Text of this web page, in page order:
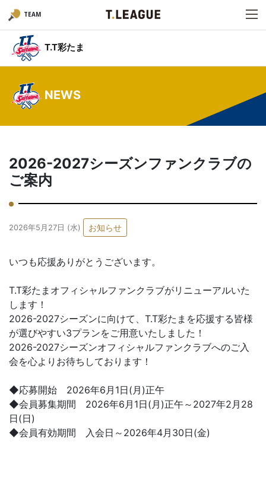
TEAM
T.T彩たま
NEWS
2026-2027シーズンファンクラブの
ご案内
2026年5月27日 (水) お知らせ
いつも応援ありがとうございます。
T.T彩たまオフィシャルファンクラブがリニューアルいた
します！
2026-2027シーズンに向けて、T.T彩たまを応援する皆様
が選びやすい3プランをご用意いたしました！
2026-2027シーズンオフィシャルファンクラブへのご入
会を心よりお待ちしております！
◆応募開始 2026年6月1日(月)正午
◆会員募集期間 2026年6月1日(月)正午～2027年2月28
日(日)
◆会員有効期間 入会日～2026年4月30日(金)